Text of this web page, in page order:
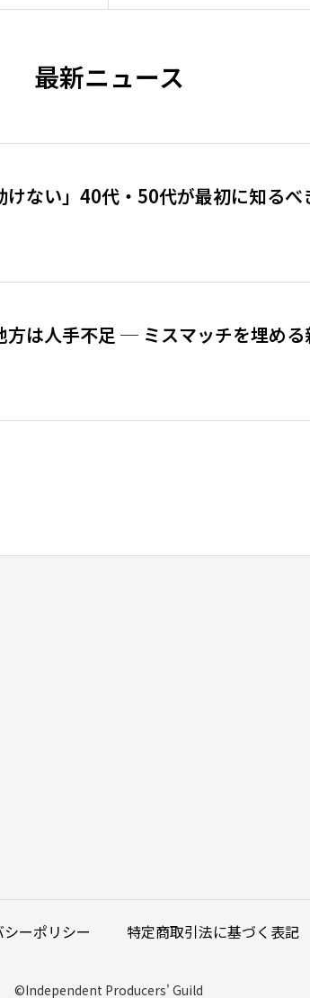
最新ニュース
ない」40代・50代が最初に知るべ
は人手不足 ─ ミスマッチを埋める
シーポリシー 特定商取引法に基づく表記
©Independent Producers' Guild